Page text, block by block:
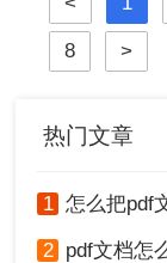
8 >
热门文章
1 怎么把pdf文
2 pdf文档怎